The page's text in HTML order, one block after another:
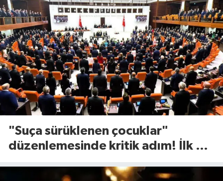
"Suça sürüklenen çocuklar"
düzenlemesinde kritik adım! İlk 2